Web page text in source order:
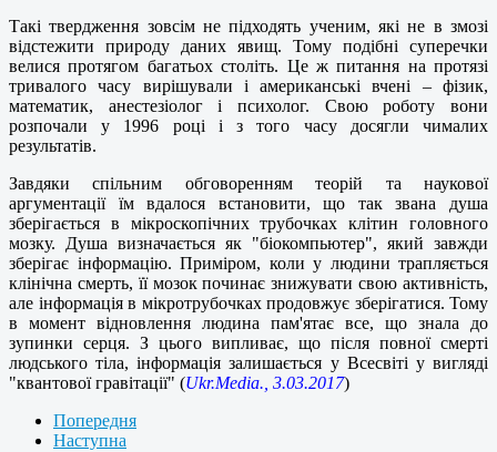
Такі твердження зовсім не підходять ученим, які не в змозі
відстежити природу даних явищ. Тому подібні суперечки
велися протягом багатьох століть. Це ж питання на протязі
тривалого часу вирішували і американські вчені – фізик,
математик, анестезіолог і психолог. Свою роботу вони
розпочали у 1996 році і з того часу досягли чималих
результатів.
Завдяки спільним обговоренням теорій та наукової
аргументації їм вдалося встановити, що так звана душа
зберігається в мікроскопічних трубочках клітин головного
мозку. Душа визначається як "біокомпьютер", який завжди
зберігає інформацію. Приміром, коли у людини трапляється
клінічна смерть, її мозок починає знижувати свою активність,
але інформація в мікротрубочках продовжує зберігатися. Тому
в момент відновлення людина пам'ятає все, що знала до
зупинки серця. З цього випливає, що після повної смерті
людського тіла, інформація залишається у Всесвіті у вигляді
"квантової гравітації" (Ukr.Media., 3.03.2017)
Попередня
Наступна